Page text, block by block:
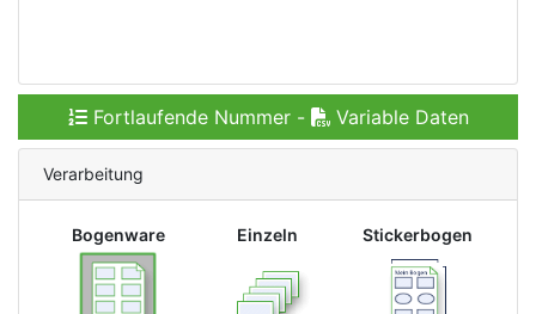
Fortlaufende Nummer - Variable Daten
Verarbeitung
Bogenware Einzeln Stickerbogen